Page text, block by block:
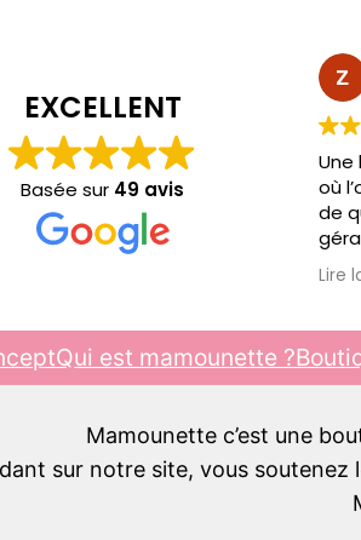
EXCELLENT
Basée sur 49 avis
Une
où
de
bon
Lire
Qui est mamounette ?
Mamounette c’est une
sur notre site, vous